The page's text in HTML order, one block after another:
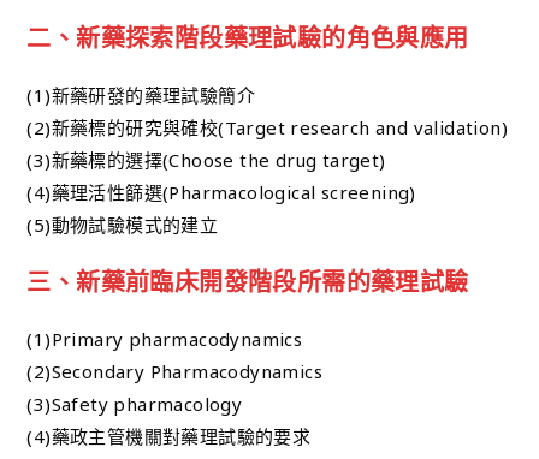
二、新藥探索階段藥理試驗的角色與應用
(1)新藥研發的藥理試驗簡介
(2)新藥標的研究與確校(Target research and validation)
(3)新藥標的選擇(Choose the drug target)
(4)藥理活性篩選(Pharmacological screening)
(5)動物試驗模式的建立
三、新藥前臨床開發階段所需的藥理試驗
(1)Primary pharmacodynamics
(2)Secondary Pharmacodynamics
(3)Safety pharmacology
(4)藥政主管機關對藥理試驗的要求